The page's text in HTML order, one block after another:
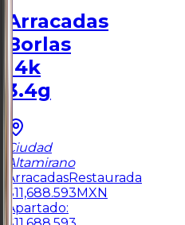
Arracadas
Borlas
14k
3.4g
Ciudad
Altamirano
ArracadasRestaurada
$11,688.593MXN
Apartado: